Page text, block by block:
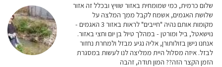
שלום כרמית, כמי שמומחית באזור שוויץ ובכלל זה אזור
שלושת האגמים, אשמח לקבל ממך המלצה על
מקומות אותם נהיה "חייבים" לראות באזור 3 האגמים -
נוישאטל, ביל ומורטן - במהלך טיול בן יום וחצי באזור.
אנחנו נישן בזולותורן, אליה נגיע מבזל ולמחרת נחזור
לבזל. איזה מסלול היית ממליצה לנו לעשות במסגרת
הזמן הקצר הזה?? המון תודה, זהבה